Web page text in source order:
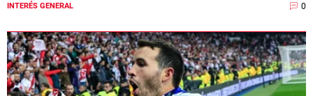
INTERÉS GENERAL 0